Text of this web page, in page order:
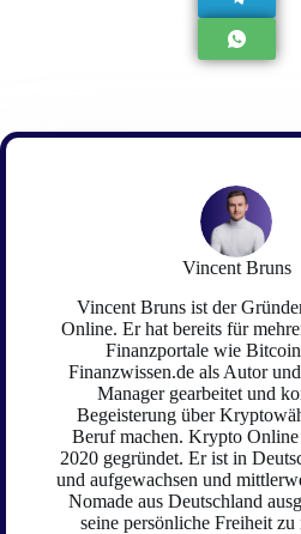
Vincent Bruns
Vincent Bruns ist der
Online. Er hat bereits für
Finanzportale wie
Finanzwissen.de als Autor
Manager gearbeitet und
Begeisterung über
Beruf machen. Krypto
2020 gegründet. Er ist in
und aufgewachsen und
Nomade aus Deutschland
seine persönliche Freiheit zu